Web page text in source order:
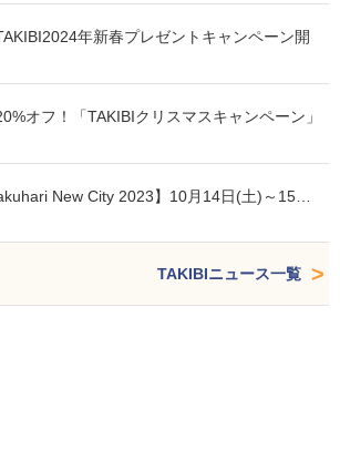
年新春プレゼントキャンペーン開
オフ！「TAKIBIクリスマスキャンペーン」
New City 2023】10月14日(土)～15…
TAKIBIニュース一覧